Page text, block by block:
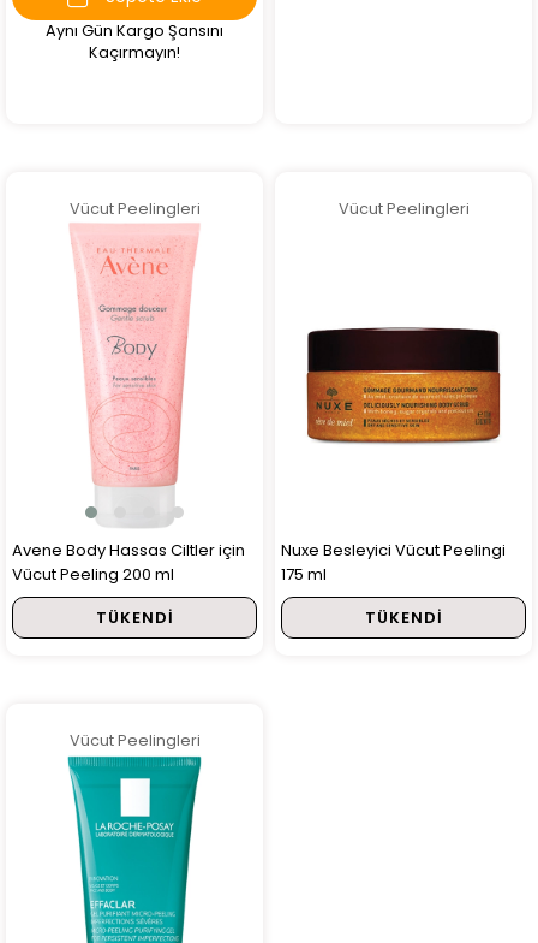
Aynı Gün Kargo Şansını
Kaçırmayın!
Vücut Peelingleri
Avene Body Hassas Ciltler için
Vücut Peeling 200 ml
TÜKENDI
Vücut Peelingleri
Nuxe Besleyici Vücut Peelingi
175 ml
TÜKENDI
Vücut Peelingleri